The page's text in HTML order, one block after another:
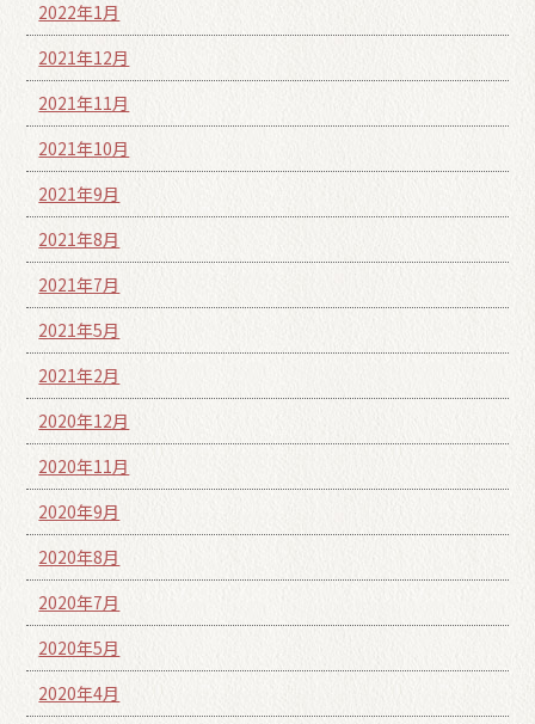
2022年1月
2021年12月
2021年11月
2021年10月
2021年9月
2021年8月
2021年7月
2021年5月
2021年2月
2020年12月
2020年11月
2020年9月
2020年8月
2020年7月
2020年5月
2020年4月